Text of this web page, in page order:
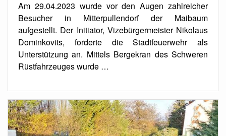
Am 29.04.2023 wurde vor den Augen zahlreicher
Besucher in Mitterpullendorf der Maibaum
aufgestellt. Der Initiator, Vizebürgermeister Nikolaus
Dominkovits, forderte die Stadtfeuerwehr als
Unterstützung an. Mittels Bergekran des Schweren
Rüstfahrzeuges wurde …